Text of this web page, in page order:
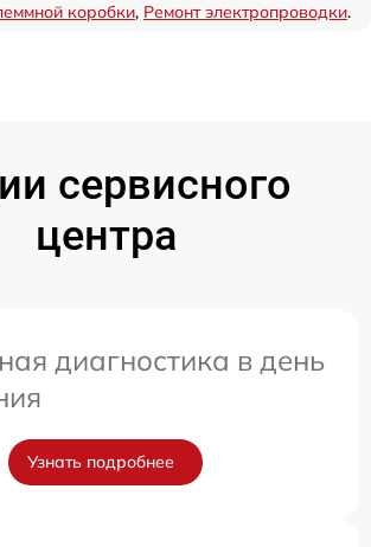
коробки, Ремонт электропроводки.
сервисного
центра
диагностика в день
Узнать подробнее